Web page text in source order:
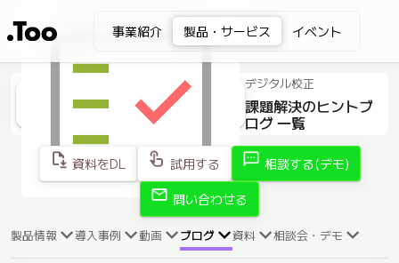
事業紹介 製品・サービス イベント
デジタル校正
課題解決のヒントブ
ログ 一覧
file_save 資料をDL touch_app 試用する sms 相談する(デモ)
mail 問い合わせる
製品情報 導入事例 動画 ブログ 資料 相談会・デモ